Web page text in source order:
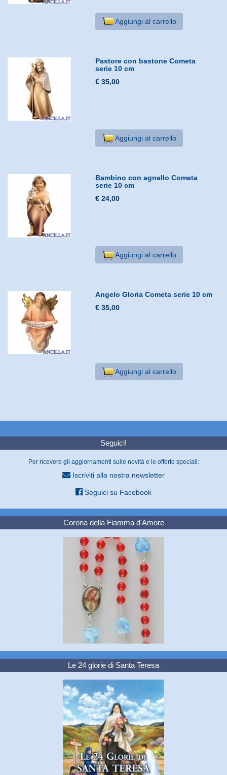
Aggiungi al carrello
Pastore con bastone Cometa
serie 10 cm
€ 35,00
Aggiungi al carrello
Bambino con agnello Cometa
serie 10 cm
€ 24,00
Aggiungi al carrello
Angelo Gloria Cometa serie 10 cm
€ 35,00
Aggiungi al carrello
Seguici!
Per ricevere gli aggiornamenti sulle novità e le offerte speciali:
Iscriviti alla nostra newsletter
Seguici su Facebook
Corona della Fiamma d'Amore
Le 24 glorie di Santa Teresa